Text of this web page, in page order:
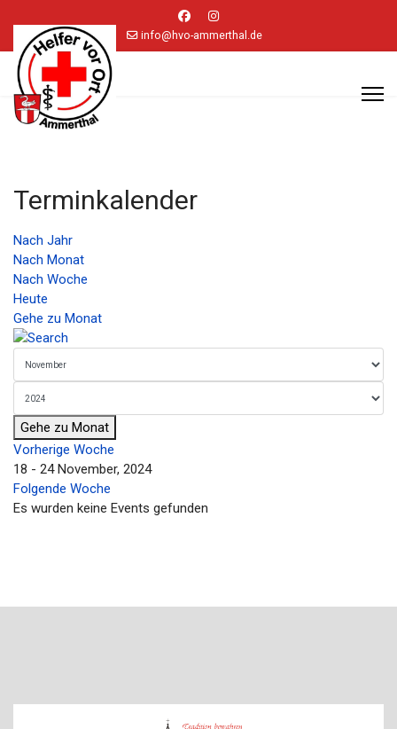
info@hvo-ammerthal.de
Terminkalender
Nach Jahr
Nach Monat
Nach Woche
Heute
Gehe zu Monat
Gehe zu Monat
Vorherige Woche
18 - 24 November, 2024
Folgende Woche
Es wurden keine Events gefunden